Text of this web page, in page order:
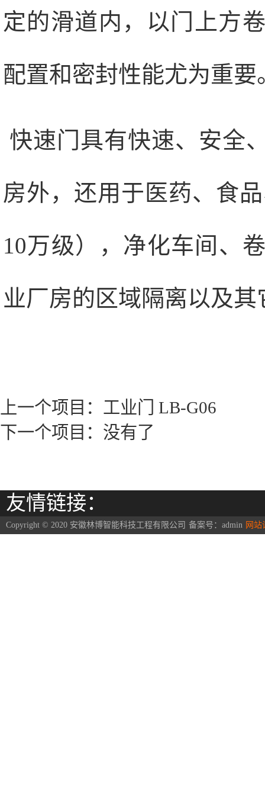
定的滑道内，以门上方
配置和密封性能尤为重要
快速门具有快速、安全
房外，还用于医药、食
10万级），净化车间、
业厂房的区域隔离以及
上一个项目： 工业门 LB-G06
下一个项目：没有了
友情链接：
Copyright © 2020 安徽林博智能科技工程有限公司 备案号： admin 网站